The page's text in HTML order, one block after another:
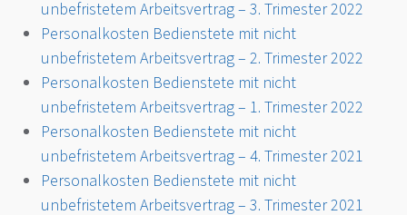
unbefristetem Arbeitsvertrag – 3. Trimester 2022
Personalkosten Bedienstete mit nicht
unbefristetem Arbeitsvertrag – 2. Trimester 2022
Personalkosten Bedienstete mit nicht
unbefristetem Arbeitsvertrag – 1. Trimester 2022
Personalkosten Bedienstete mit nicht
unbefristetem Arbeitsvertrag – 4. Trimester 2021
Personalkosten Bedienstete mit nicht
unbefristetem Arbeitsvertrag – 3. Trimester 2021